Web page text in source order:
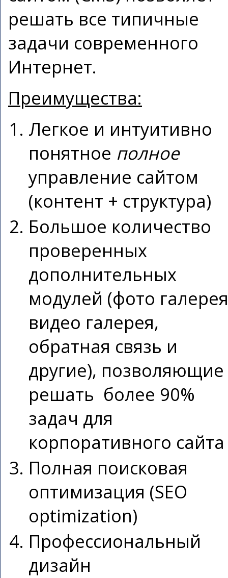
решать все типичные
задачи современного
Интернет.
Преимущества:
Легкое и интуитивно
понятное полное
управление сайтом
(контент + структура)
Большое количество
проверенных
дополнительных
модулей (фото
видео галерея,
обратная связь и
другие), позволяющие
решать более 90%
задач для
корпоративного сайта
Полная поисковая
оптимизация (SEO
optimization)
Профессиональный
дизайн